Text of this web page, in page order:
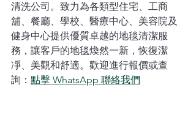
清洗公司。致力為各類型住宅、工商
舖、餐廳、學校、醫療中心、美容院及
健身中心提供優質卓越的地毯清潔服
務，讓客戶的地毯煥然一新，恢復潔
凈、美觀和舒適。歡迎進行報價或查
詢： 點擊 WhatsApp 聯絡我們